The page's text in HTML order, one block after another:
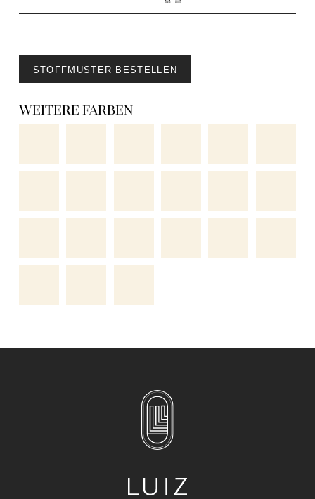
STOFFMUSTER BESTELLEN
WEITERE FARBEN